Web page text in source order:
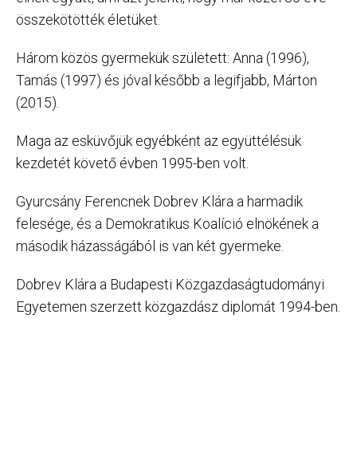
összekötötték életüket.
Három közös gyermekük született: Anna (1996),
Tamás (1997) és jóval később a legifjabb, Márton
(2015).
Maga az esküvőjük egyébként az együttélésük
kezdetét követő évben 1995-ben volt.
Gyurcsány Ferencnek Dobrev Klára a harmadik
felesége, és a Demokratikus Koalíció elnökének a
második házasságából is van két gyermeke.
Dobrev Klára a Budapesti Közgazdaságtudományi
Egyetemen szerzett közgazdász diplomát 1994-ben.